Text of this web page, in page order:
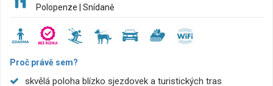
Polopenze | Snídaně
Proč právě sem?
skvělá poloha blízko sjezdovek a turistických tras